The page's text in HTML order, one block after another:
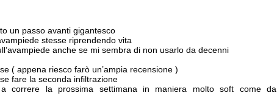
un passo avanti gigantesco
stesse riprendendo vita
anche se mi sembra di non usarlo da decenni
( appena riesco farò un’ampia recensione )
fare la seconda infiltrazione
correre la prossima settimana in maniera molto soft come da